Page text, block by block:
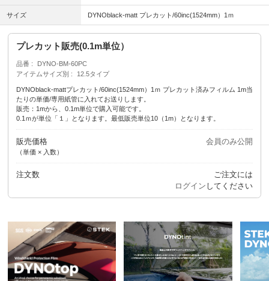
サイズ DYNOblack-matt プレカット/60inc(1524mm）1ｍ
プレカット販売(0.1m単位）
品番
DYNO-BM-60PC
アイテムサイズ別
12.5タイプ
DYNOblack-mattプレカット/60inc(1524mm）1ｍ プレカット済みフィルム 1m当
たりの単価/専用紙管に入れてお送りします。
販売：1mから、0.1m単位で購入可能です。
0.1ｍが単位「１」となります。最低販売単位10（1m）となります。
販売価格
（単価 × 入数）
会員のみ公開
注文数
ご注文には
ログイン してください